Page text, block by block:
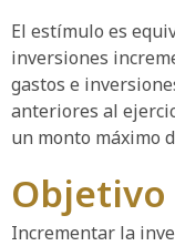
El estímulo es
inversiones
gastos e
anteriores al
un monto máximo
Objetivo
Incrementar la